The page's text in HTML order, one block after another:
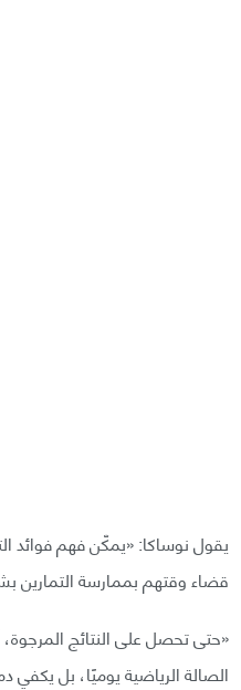
يقول نوساكا: «يمكّن فهم فوائد
قضاء وقتهم بممارسة التمارين
«حتى تحصل على النتائج
الصالة الرياضية يوميًا، بل يكفي